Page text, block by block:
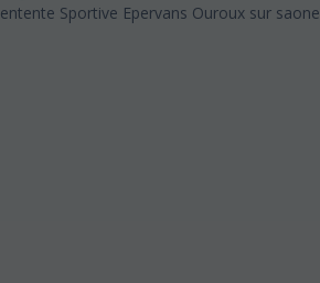
entente Sportive Epervans Ouroux sur saone